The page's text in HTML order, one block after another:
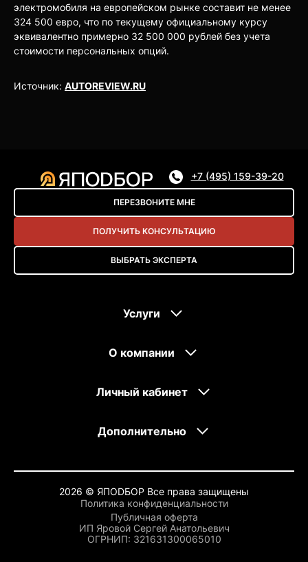
электромобиля на европейском рынке составит не менее
324 500 евро, что по текущему официальному курсу
эквивалентно примерно 32 500 000 рублей без учета
стоимости персональных опций.
Источник: AUTOREVIEW.RU
+7 (495) 159-39-20
ПЕРЕЗВОНИТЕ МНЕ
ПОЛУЧИТЬ КОНСУЛЬТАЦИЮ
ВЫБРАТЬ ЭКСПЕРТА
Услуги
О компании
Личный кабинет
Дополнительно
2026 © ЯПОDБОР Все права защищены
Политика конфиденциальности
Публичная оферта
ИП Яровой Сергей Анатольевич
OГРНИП: 321631300065010